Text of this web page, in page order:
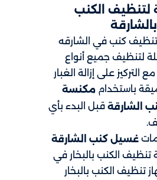
لتنظيف الكنب
كنب في الشارقه
لتنظيف جميع أنواع
التركيز على إزالة الغبار
باستخدام مكنسة
الشارقة قبل البدء بأي
غسيل كنب الشارقة
تنظيف الكنب بالبخار في
تنظيف الكنب بالبخار